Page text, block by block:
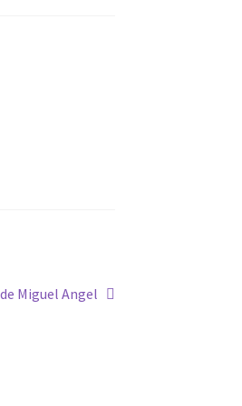
Miguel Angel